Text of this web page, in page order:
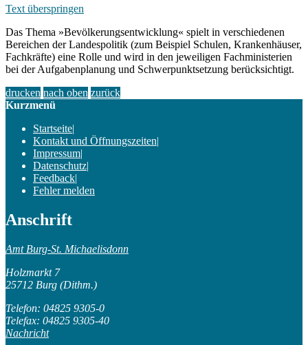
Text überspringen
Das Thema »Bevölkerungsentwicklung« spielt in verschiedenen
Bereichen der Landespolitik (zum Beispiel Schulen, Krankenhäuser,
Fachkräfte) eine Rolle und wird in den jeweiligen Fachministerien
bei der Aufgabenplanung und Schwerpunktsetzung berücksichtigt.
drucken nach oben zurück
Kurzmenü
Startseite|
Kontakt und Öffnungszeiten|
Impressum|
Datenschutz|
Feedback|
Fehler melden
Anschrift
Amt Burg-St. Michaelisdonn
Holzmarkt 7
25712 Burg (Dithm.)
Telefon: 04825 9305-0
Telefax: 04825 9305-40
Nachricht